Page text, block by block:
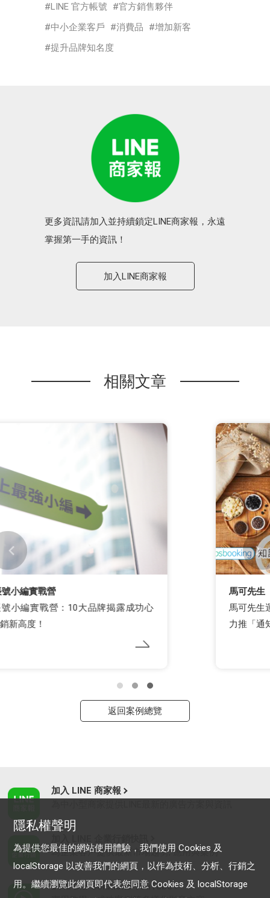
LINE 官方帳號
官方銷售夥伴
中小企業客戶
消費品
增加新客
提升品牌知名度
更多資訊請加入並持續鎖定LINE商家報，永遠
掌握第一手的資訊！
加入LINE商家報
相關文章
馬可先生
馬可先生運用LINE官方帳號創造年千萬團購業績，
力推「通知型訊息」大幅減少棄單率
返回案例總覽
加入 LINE 商家報
為企業客戶提供最新市場趨勢, 應用與案例
LINE Biz-Solutions YouTube
隱私權聲明
為提供您最佳的網站使用體驗，我們使用 Cookies 及
localStorage 以改善我們的網頁，以作為技術、分析、行銷之
用。繼續瀏覽此網頁即代表您同意 Cookies 及 localStorage